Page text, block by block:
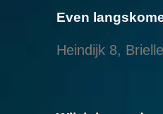
Even
Heindijk 8, Brielle